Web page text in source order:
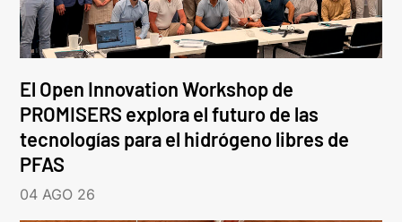
El Open Innovation Workshop de
PROMISERS explora el futuro de las
tecnologías para el hidrógeno libres de
PFAS
04 AGO 26